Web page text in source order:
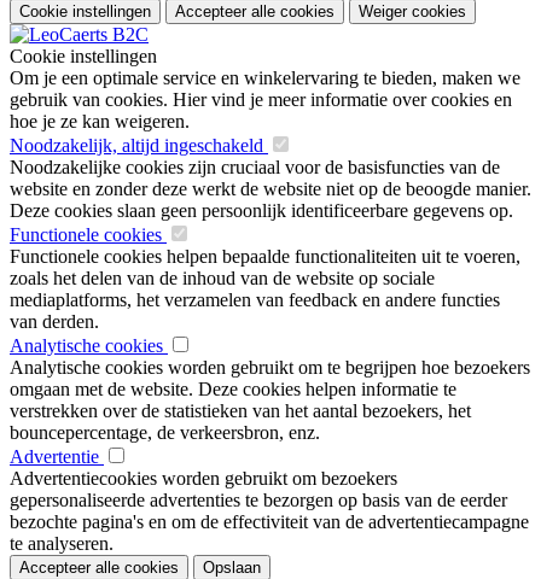
Cookie instellingen Accepteer alle cookies Weiger cookies
Cookie instellingen
Om je een optimale service en winkelervaring te bieden, maken we
gebruik van cookies. Hier vind je meer informatie over cookies en
hoe je ze kan weigeren.
Noodzakelijk, altijd ingeschakeld
Noodzakelijke cookies zijn cruciaal voor de basisfuncties van de
website en zonder deze werkt de website niet op de beoogde manier.
Deze cookies slaan geen persoonlijk identificeerbare gegevens op.
Functionele cookies
Functionele cookies helpen bepaalde functionaliteiten uit te voeren,
zoals het delen van de inhoud van de website op sociale
mediaplatforms, het verzamelen van feedback en andere functies
van derden.
Analytische cookies
Analytische cookies worden gebruikt om te begrijpen hoe bezoekers
omgaan met de website. Deze cookies helpen informatie te
verstrekken over de statistieken van het aantal bezoekers, het
bouncepercentage, de verkeersbron, enz.
Advertentie
Advertentiecookies worden gebruikt om bezoekers
gepersonaliseerde advertenties te bezorgen op basis van de eerder
bezochte pagina's en om de effectiviteit van de advertentiecampagne
te analyseren.
Accepteer alle cookies Opslaan